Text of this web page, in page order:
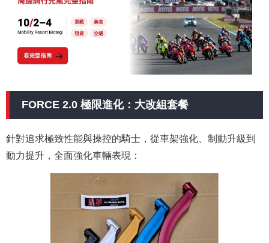
FORCE 2.0 極限進化：大改組套餐
針對追求極致性能與操控的騎士，從車架強化、制動升級到
動力提升，全面強化車輛表現：